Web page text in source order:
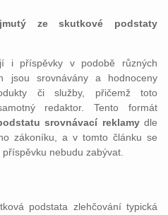
ze skutkové podstaty
i příspěvky v podobě různých
jsou srovnávány a hodnoceny
či služby, přičemž toto
redaktor. Tento formát
srovnávací reklamydle
zákoníku, a v tomto článku se
nebudu zabývat.
podstata zlehčování typická